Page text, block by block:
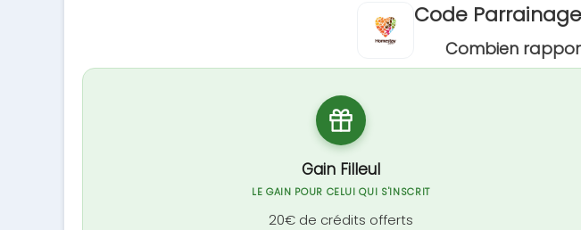
Code
Combien
Gain Filleul
LE GAIN POUR CELUI QUI S'INSCRIT
20€ de crédits offerts